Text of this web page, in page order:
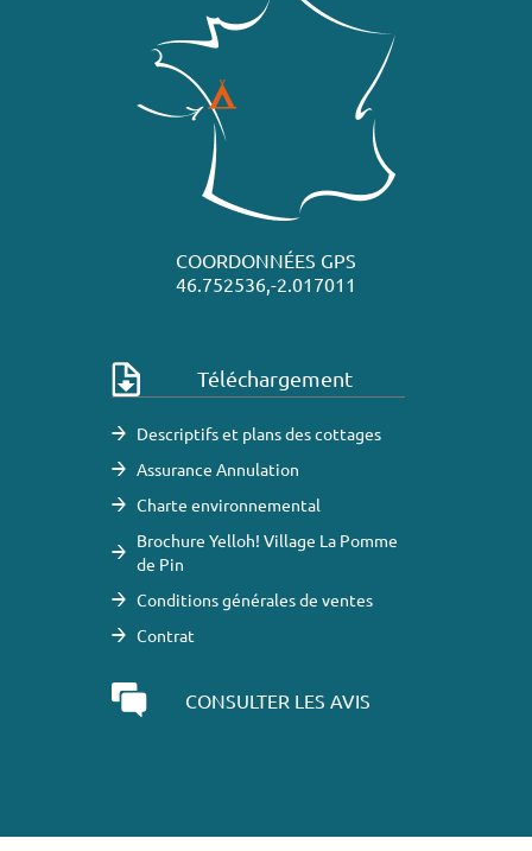
COORDONNÉES GPS
46.752536,-2.017011
Téléchargement
Descriptifs et plans des cottages
Assurance Annulation
Charte environnemental
Brochure Yelloh! Village La Pomme
de Pin
Conditions générales de ventes
Contrat
CONSULTER LES AVIS